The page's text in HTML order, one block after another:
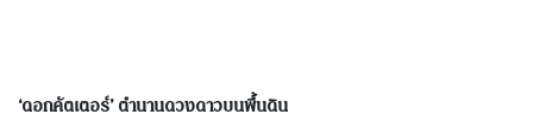
‘ดอกคัตเตอร์’ ตำนานดวงดาวบนพื้นดิน